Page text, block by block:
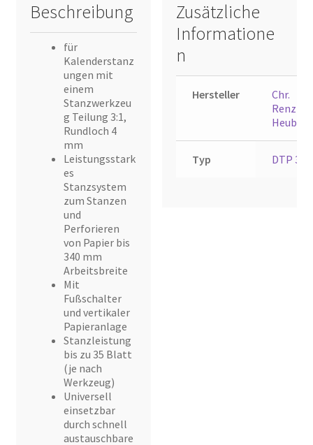
Beschreibung
für
Kalenderstanz
ungen mit
einem
Stanzwerkzeu
g Teilung 3:1,
Rundloch 4
mm
Leistungsstark
es
Stanzsystem
zum Stanzen
und
Perforieren
von Papier bis
340 mm
Arbeitsbreite
Mit
Fußschalter
und vertikaler
Papieranlage
Stanzleistung
bis zu 35 Blatt
(je nach
Werkzeug)
Universell
einsetzbar
durch schnell
austauschbare
Zusätzliche
Informatione
n
Hersteller
Chr.
Renz
Heubach
Typ DTP 340